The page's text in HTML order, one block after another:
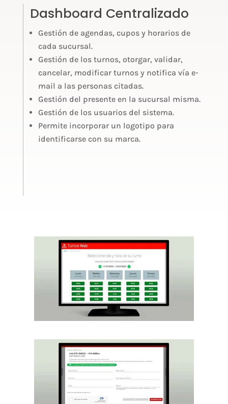
Dashboard Centralizado
Gestión de agendas, cupos y horarios de
cada sucursal.
Gestión de los turnos, otorgar, validar,
cancelar, modificar turnos y notifica vía e-
mail a las personas citadas.
Gestión del presente en la sucursal misma.
Gestión de los usuarios del sistema.
Permite incorporar un logotipo para
identificarse con su marca.